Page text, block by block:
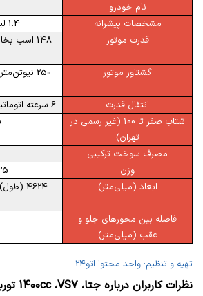
نام خودرو
مشخصات پیشرانه
1.4
قدرت موتور
گشتاور موتور
انتقال قدرت
6 سرعته اتوماتیک
شتاب صفر تا 100 (غیر رسمی در
تهران)
مصرف سوخت ترکیبی
وزن
ابعاد (میلی‌متر)
فاصله بین محورهای جلو و
عقب (میلی‌متر)
تهیه و تنظیم: واحد محتوا اتو24
نظرات کاربران درباره جتا، VS7،1400cc توربو